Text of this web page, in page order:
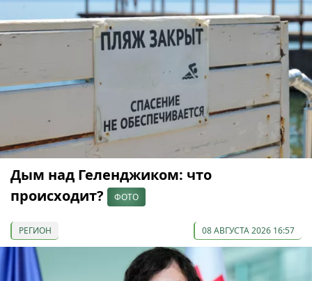
Дым над Геленджиком: что
происходит?
ФОТО
РЕГИОН 08 АВГУСТА 2026 16:57